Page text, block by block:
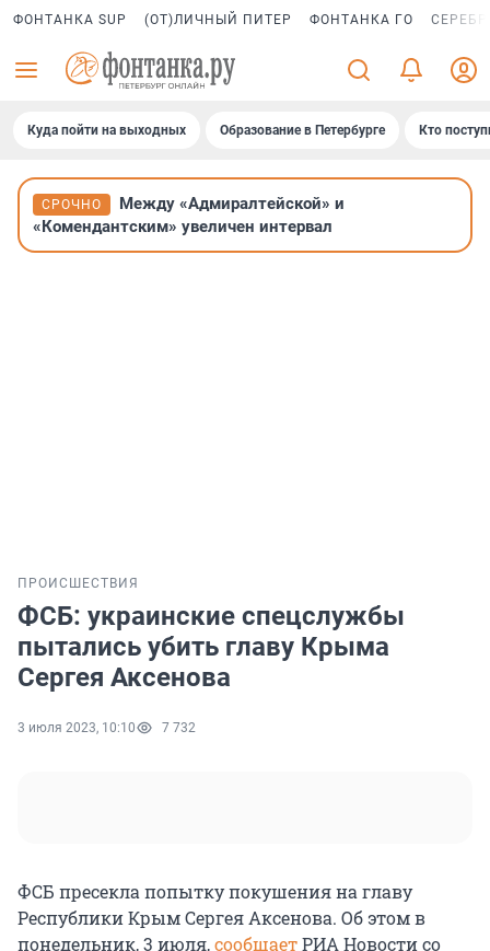
ФОНТАНКА SUP (ОТ)ЛИЧНЫЙ ПИТЕР ФОНТАНКА ГО
Куда пойти на выходных Образование в Петербурге Кто
СРОЧНО
Между «Адмиралтейской» и
«Комендантским» увеличен интервал
ПРОИСШЕСТВИЯ
ФСБ: украинские спецслужбы
пытались убить главу Крыма
Сергея Аксенова
3 июля 2023, 10:10 7 732
ФСБ пресекла попытку покушения на главу
Республики Крым Сергея Аксенова. Об этом в
понедельник, 3 июля,сообщаетРИА Новости со